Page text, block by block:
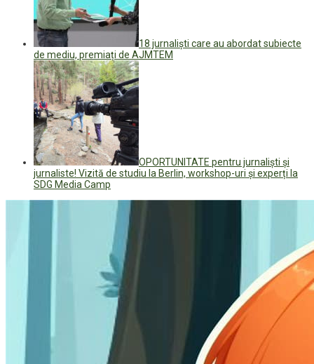
18 jurnaliști care au abordat subiecte
de mediu, premiați de AJMTEM
OPORTUNITATE pentru jurnaliști și
jurnaliste! Vizită de studiu la Berlin, workshop-uri și experți la
SDG Media Camp